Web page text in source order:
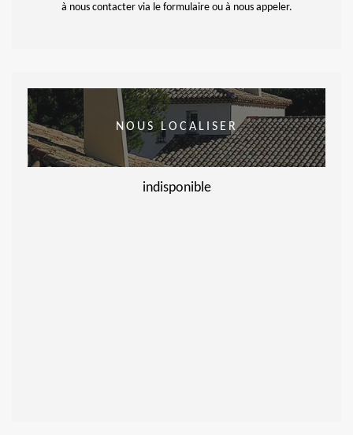
à nous contacter via le formulaire ou à nous appeler.
NOUS LOCALISER
indisponible